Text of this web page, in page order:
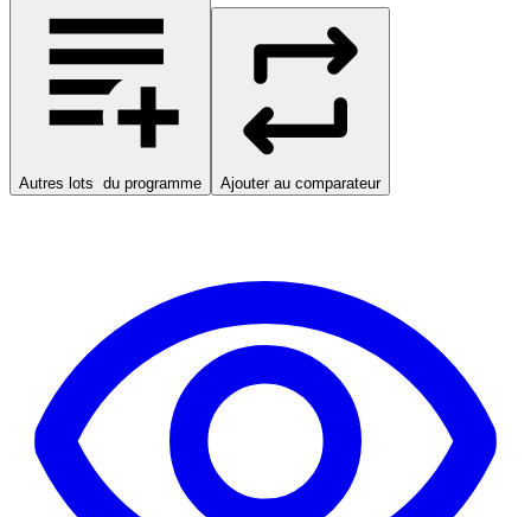
Autres lots du programme Ajouter au comparateur